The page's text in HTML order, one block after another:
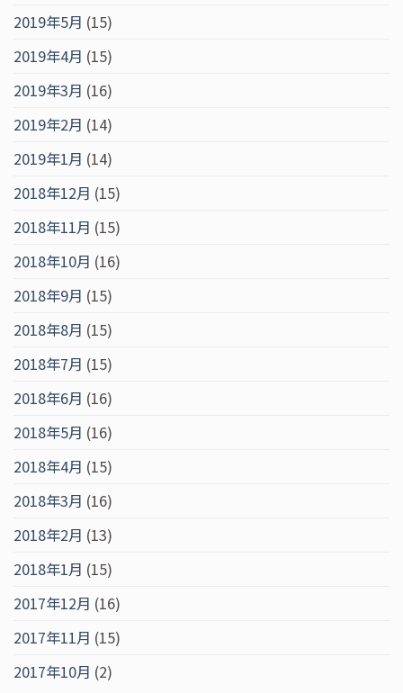
2019年5月 (15)
2019年4月 (15)
2019年3月 (16)
2019年2月 (14)
2019年1月 (14)
2018年12月 (15)
2018年11月 (15)
2018年10月 (16)
2018年9月 (15)
2018年8月 (15)
2018年7月 (15)
2018年6月 (16)
2018年5月 (16)
2018年4月 (15)
2018年3月 (16)
2018年2月 (13)
2018年1月 (15)
2017年12月 (16)
2017年11月 (15)
2017年10月 (2)